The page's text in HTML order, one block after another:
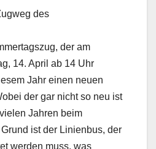
des
der am
14. April ab 14 Uhr
Jahr einen neuen
der gar nicht so neu ist
Jahren beim
ist der Linienbus, der
werden muss, was